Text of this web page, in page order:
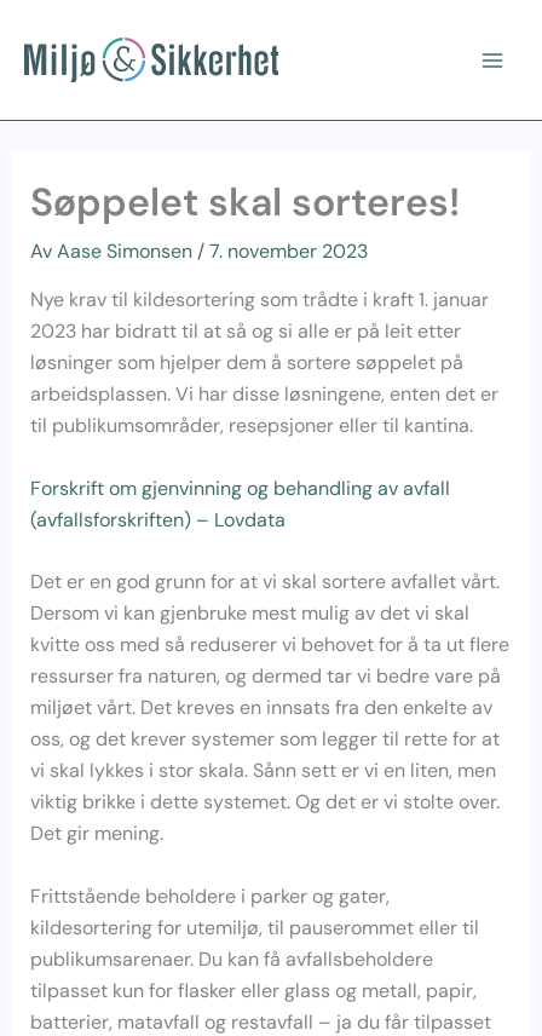
rett
Søppelet skal sorteres!
Av Aase Simonsen /7. november 2023
Nye krav til kildesortering som trådte i kraft 1. januar
2023 har bidratt til at så og si alle er på leit etter
løsninger som hjelper dem å sortere søppelet på
arbeidsplassen. Vi har disse løsningene, enten det er
til publikumsområder, resepsjoner eller til kantina.
Forskrift om gjenvinning og behandling av avfall
(avfallsforskriften) – Lovdata
Det er en god grunn for at vi skal sortere avfallet vårt.
Dersom vi kan gjenbruke mest mulig av det vi skal
kvitte oss med så reduserer vi behovet for å ta ut flere
ressurser fra naturen, og dermed tar vi bedre vare på
miljøet vårt. Det kreves en innsats fra den enkelte av
oss, og det krever systemer som legger til rette for at
vi skal lykkes i stor skala. Sånn sett er vi en liten, men
viktig brikke i dette systemet. Og det er vi stolte over.
Det gir mening.
Frittstående beholdere i parker og gater,
kildesortering for utemiljø, til pauserommet eller til
publikumsarenaer. Du kan få avfallsbeholdere
tilpasset kun for flasker eller glass og metall, papir,
batterier, matavfall og restavfall – ja du får tilpasset